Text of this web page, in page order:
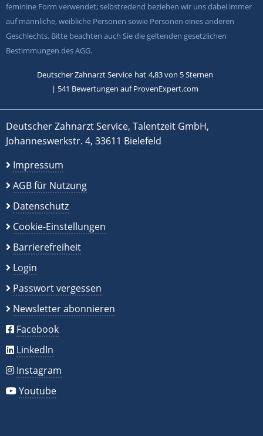
feminine Form verwendet; selbstredend beziehen wir uns dabei immer
auf männliche, weibliche Personen sowie Personen eines anderen
Geschlechts. Bitte beachten auch Sie die geltenden gesetzlichen
Bestimmungen des AGG.
Deutscher Zahnarzt Service hat 4,83von 5Sternen
| 541 Bewertungen auf ProvenExpert.com
Deutscher Zahnarzt Service, Talentzeit GmbH,
Johanneswerkstr. 4, 33611 Bielefeld
Impressum
AGB für Nutzung
Datenschutz
Cookie-Einstellungen
Barrierefreiheit
Login
Passwort vergessen
Newsletter abonnieren
Facebook
LinkedIn
Instagram
Youtube